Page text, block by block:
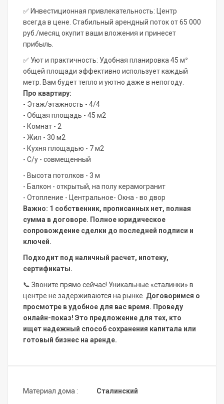
✅ Инвестиционная привлекательность: Центр
всегда в цене. Стабильный арендный поток от 65 000
руб./месяц окупит ваши вложения и принесет
прибыль.
✅ Уют и практичность: Удобная планировка 45 м²
общей площади эффективно использует каждый
метр. Вам будет тепло и уютно даже в непогоду.
Про квартиру:
- Этаж/этажность - 4/4
- Общая площадь - 45 м2
- Комнат - 2
- Жил - 30 м2
- Кухня площадью - 7 м2
- С/у - совмещенный
- Высота потолков - 3 м
- Балкон - открытый, на полу керамогранит
- Отопление - Центральное- Окна - во двор
Важно: 1 собственник, прописанных нет, полная
сумма в договоре. Полное юридическое
сопровождение сделки до последней подписи и
ключей.
Подходит под наличный расчет, ипотеку,
сертификаты.
📞 Звоните прямо сейчас! Уникальные «сталинки» в
центре не задерживаются на рынке. Договоримся о
просмотре в удобное для вас время. Проведу
онлайн-показ! Это предложение для тех, кто
ищет надежный способ сохранения капитала или
готовый бизнес на аренде.
Материал дома : Сталинский